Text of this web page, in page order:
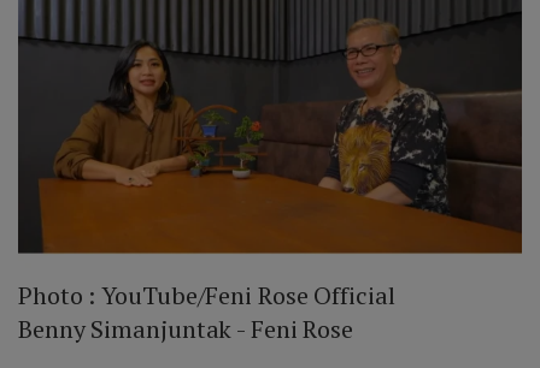
Photo :YouTube/Feni Rose Official
Benny Simanjuntak - Feni Rose